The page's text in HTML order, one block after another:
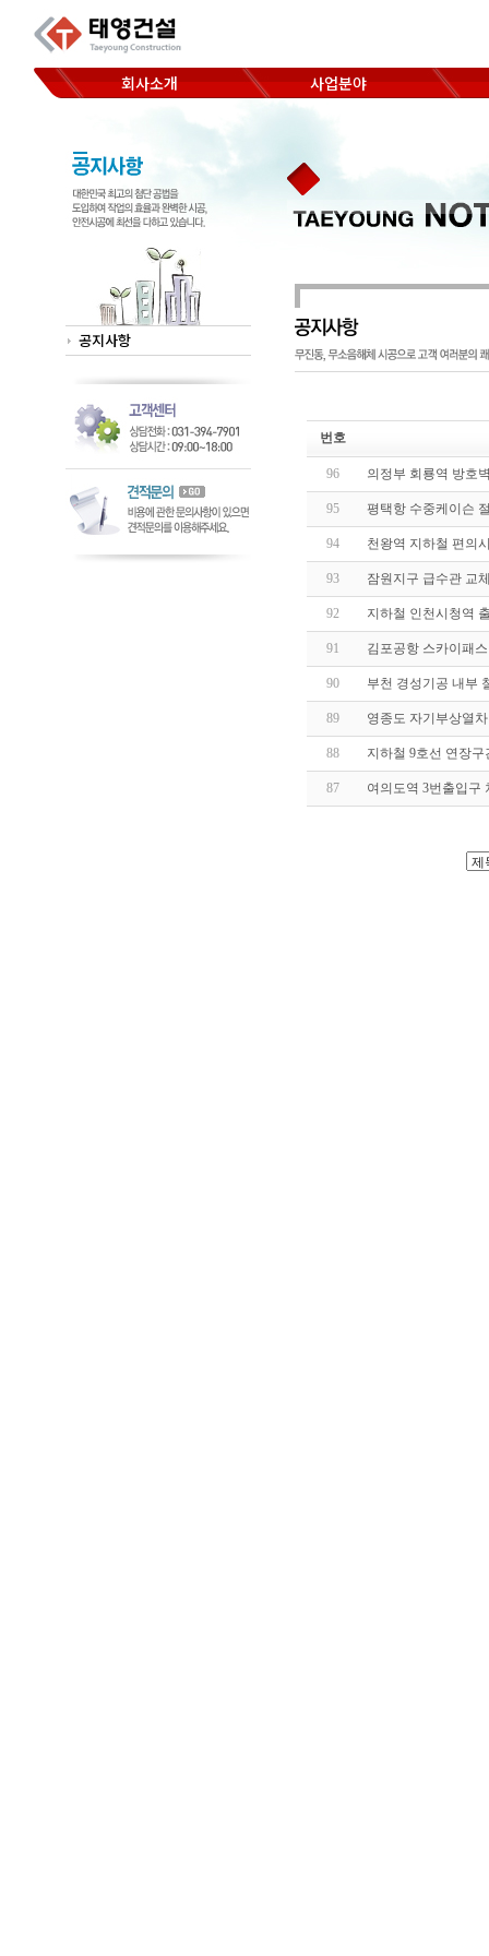
회사소개
CEO 인사말 찾아오시는 길 사업분야
코아드릴 천공 Hand saw 절단 Wheel saw 절단 Wall saw 절단 Wire saw 절단
공지사항
번호
96 의정부 회룡역 방호
95 평택항 수중케이슨
94 천왕역 지하철 편의
93 잠원지구 급수관 교
92 지하철 인천시청역
91 김포공항 스카이패
90 부천 경성기공 내부
89 영종도 자기부상열
88 지하철 9호선 연장
87 여의도역 3번출입구